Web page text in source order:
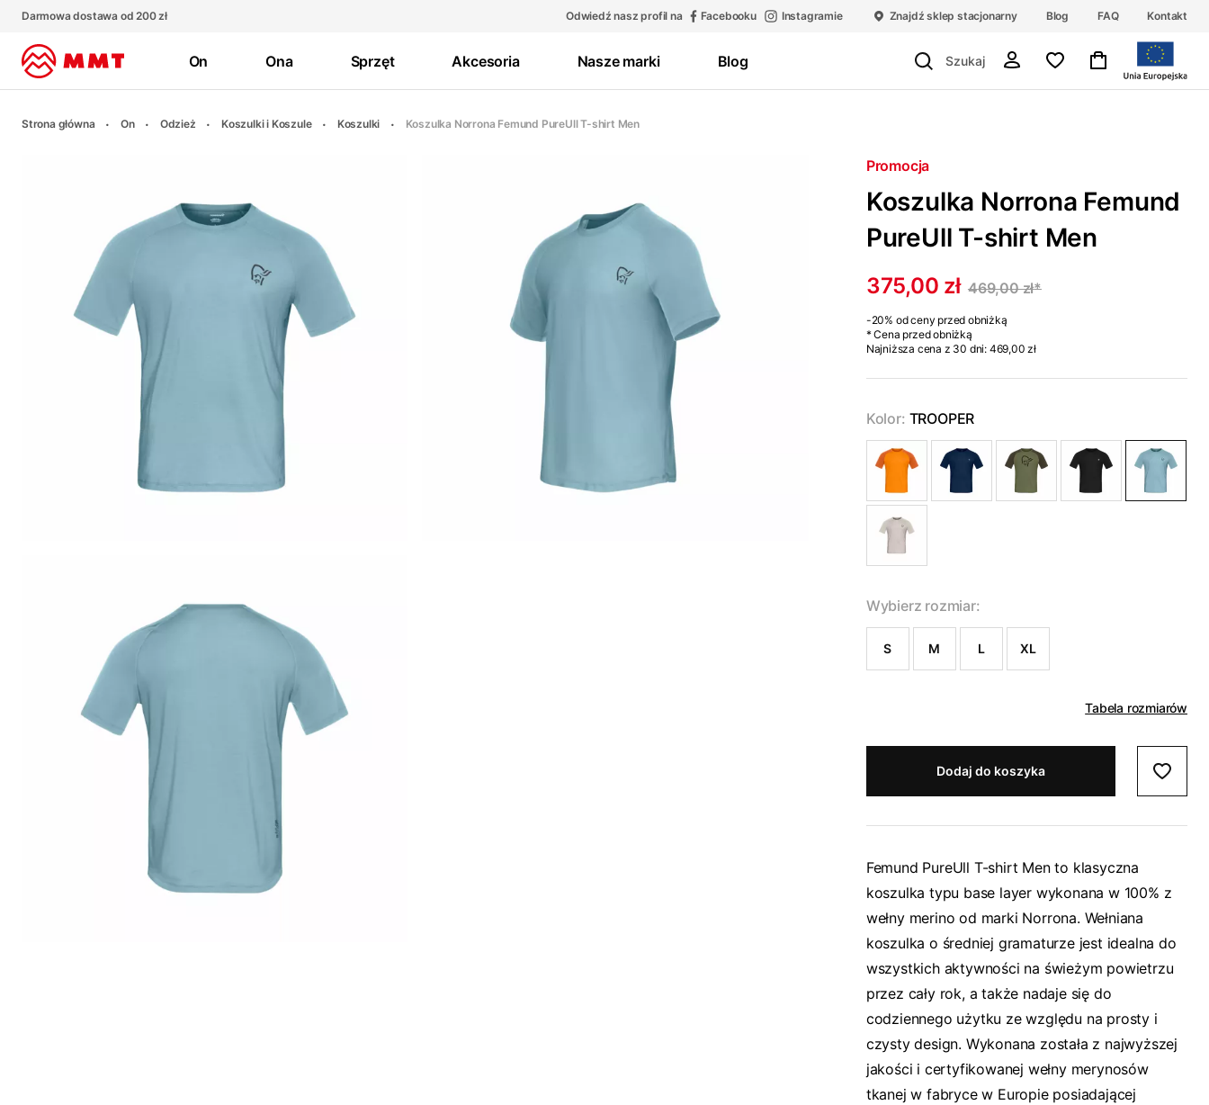
Darmowa dostawa od 200 zł Odwiedź nasz profil na Facebooku Instagramie Znajdź sklep stacjonarny Blog FAQ Kontakt
On Ona Sprzęt Akcesoria Nasze marki Blog
Strona główna On Odzież Koszulki i Koszule Koszulki Koszulka Norrona Femund PureUll T-shirt Men
Promocja
Koszulka Norrona Femund
PureUll T-shirt Men
375,00 zł 469,00 zł*
-20% od ceny przed obniżką
* Cena przed obniżką
Najniższa cena z 30 dni: 469,00 zł
Kolor: TROOPER
Wybierz rozmiar:
S M L XL
Tabela rozmiarów
Dodaj do koszyka
Femund PureUll T-shirt Men to klasyczna
koszulka typu base layer wykonana w 100% z
wełny merino od marki Norrona. Wełniana
koszulka o średniej gramaturze jest idealna do
wszystkich aktywności na świeżym powietrzu
przez cały rok, a także nadaje się do
codziennego użytku ze względu na prosty i
czysty design. Wykonana została z najwyższej
jakości i certyfikowanej wełny merynosów
tkanej w fabryce w Europie posiadającej